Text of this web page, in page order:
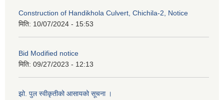
Construction of Handikhola Culvert, Chichila-2, Notice
मिति: 10/07/2024 - 15:53
Bid Modified notice
मिति: 09/27/2023 - 12:13
झो. पुल स्वीकृतीको आसायको सूचना ।